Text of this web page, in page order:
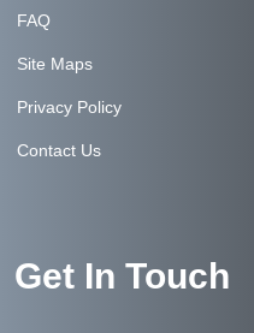
FAQ
Site Maps
Privacy Policy
Contact Us
Get In Touch